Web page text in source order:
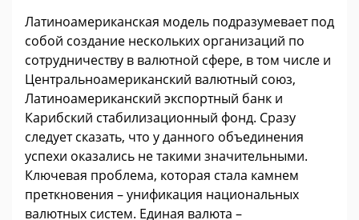
Латиноамериканская модель подразумевает под
собой создание нескольких организаций по
сотрудничеству в валютной сфере, в том числе и
Центральноамериканский валютный союз,
Латиноамериканский экспортный банк и
Карибский стабилизационный фонд. Сразу
следует сказать, что у данного объединения
успехи оказались не такими значительными.
Ключевая проблема, которая стала камнем
преткновения – унификация национальных
валютных систем. Единая валюта –